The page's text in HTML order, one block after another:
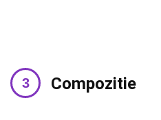
Compozitie